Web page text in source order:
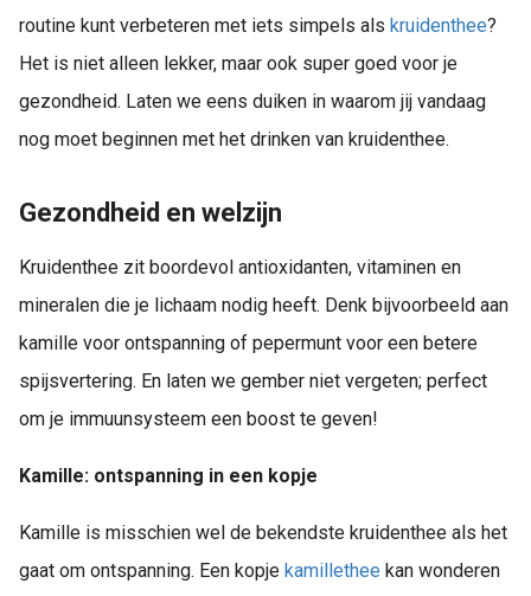
routine kunt verbeteren met iets simpels als kruidenthee?
Het is niet alleen lekker, maar ook super goed voor je
gezondheid. Laten we eens duiken in waarom jij vandaag
nog moet beginnen met het drinken van kruidenthee.
Gezondheid en welzijn
Kruidenthee zit boordevol antioxidanten, vitaminen en
mineralen die je lichaam nodig heeft. Denk bijvoorbeeld aan
kamille voor ontspanning of pepermunt voor een betere
spijsvertering. En laten we gember niet vergeten; perfect
om je immuunsysteem een boost te geven!
Kamille: ontspanning in een kopje
Kamille is misschien wel de bekendste kruidenthee als het
gaat om ontspanning. Een kopje kamillethee kan wonderen
worden
om
te
van
gebruikt
te
Hierdoor